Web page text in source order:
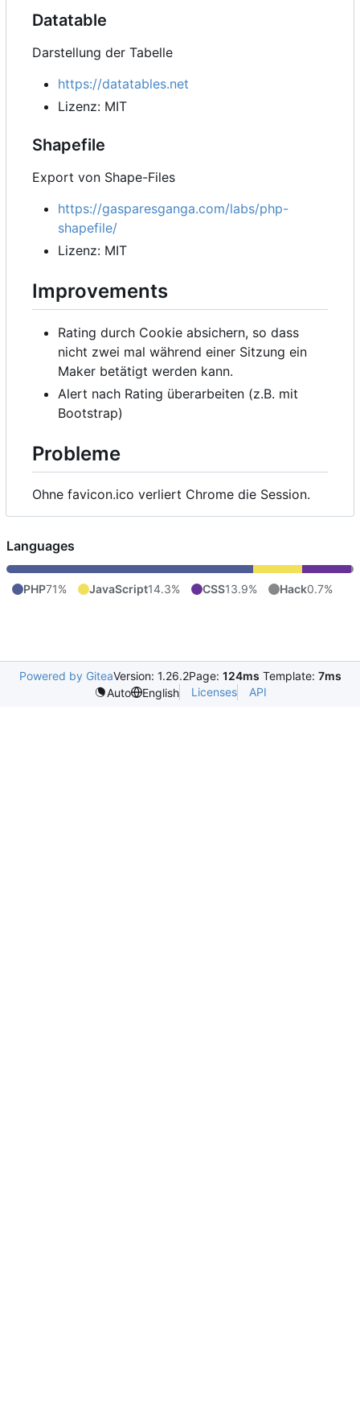
Datatable
Darstellung der Tabelle
https://datatables.net
Lizenz: MIT
Shapefile
Export von Shape-Files
https://gasparesganga.com/labs/php-
shapefile/
Lizenz: MIT
Improvements
Rating durch Cookie absichern, so dass
nicht zwei mal während einer Sitzung ein
Maker betätigt werden kann.
Alert nach Rating überarbeiten (z.B. mit
Bootstrap)
Probleme
Ohne favicon.ico verliert Chrome die Session.
Languages
PHP71% JavaScript14.3% CSS13.9% Hack0.7%
Powered by GiteaVersion: 1.26.2Page: 124ms Template: 7ms
Auto
English Licenses API